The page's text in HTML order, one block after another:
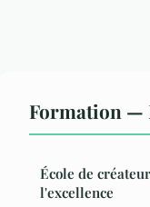
Formation —
École de
l'excellence